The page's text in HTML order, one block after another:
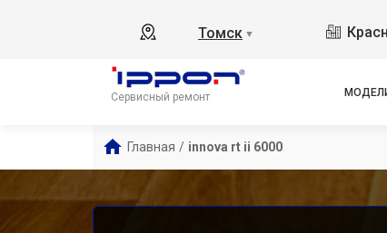
Томск ▼
Сервисный ремонт
Главная / innova rt ii 6000